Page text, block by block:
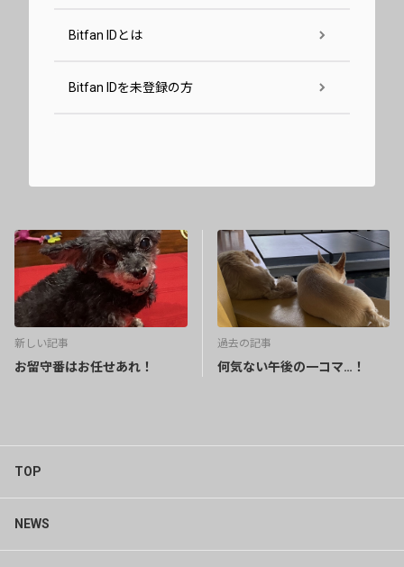
Bitfan IDとは
Bitfan IDを未登録の方
新しい記事
お留守番はお任せあれ！
過去の記事
何気ない午後の一コマ…！
TOP
NEWS